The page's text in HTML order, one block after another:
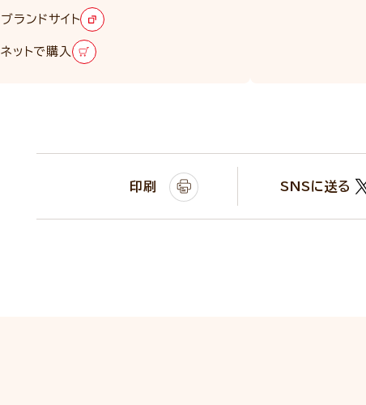
ブランドサイト
ネットで購入
印刷 SNSに送る